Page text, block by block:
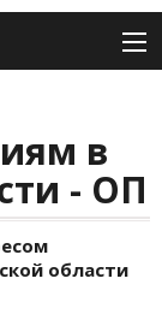
в
- ОП
области